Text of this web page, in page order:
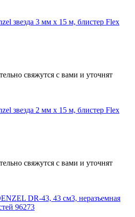
звезда 3 мм х 15 м, блистер Flex
свяжутся с вами и уточнят
звезда 2 мм х 15 м, блистер Flex
свяжутся с вами и уточнят
DR-43, 43 см3, неразъемная
96273